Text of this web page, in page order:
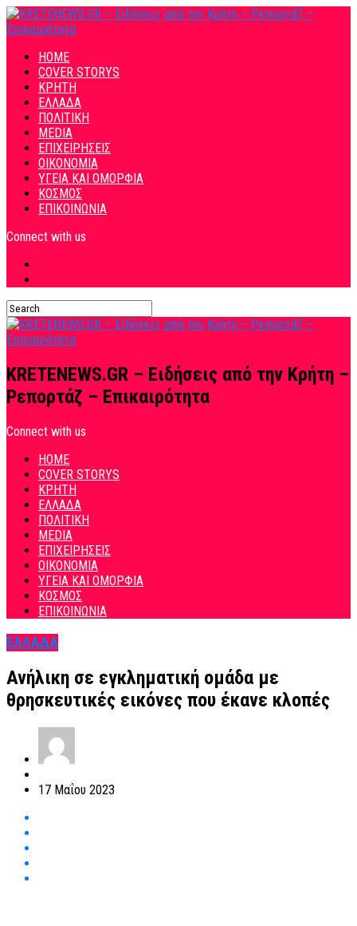
HOME
COVER STORYS
ΚΡΗΤΗ
ΕΛΛΑΔΑ
ΠΟΛΙΤΙΚΗ
MEDIA
ΕΠΙΧΕΙΡΗΣΕΙΣ
ΟΙΚΟΝΟΜΙΑ
ΥΓΕΙΑ ΚΑΙ ΟΜΟΡΦΙΑ
ΚΟΣΜΟΣ
ΕΠΙΚΟΙΝΩΝΙΑ
Connect with us
KRETENEWS.GR – Ειδήσεις από την Κρήτη –
Ρεπορτάζ – Επικαιρότητα
Connect with us
HOME
COVER STORYS
ΚΡΗΤΗ
ΕΛΛΑΔΑ
ΠΟΛΙΤΙΚΗ
MEDIA
ΕΠΙΧΕΙΡΗΣΕΙΣ
ΟΙΚΟΝΟΜΙΑ
ΥΓΕΙΑ ΚΑΙ ΟΜΟΡΦΙΑ
ΚΟΣΜΟΣ
ΕΠΙΚΟΙΝΩΝΙΑ
ΕΛΛΑΔΑ
Ανήλικη σε εγκληματική ομάδα με
θρησκευτικές εικόνες που έκανε κλοπές
17 Μαΐου 2023